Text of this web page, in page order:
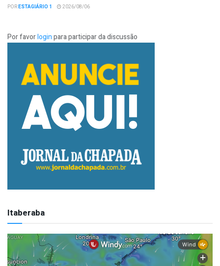
PORESTAGIÁRIO 1 2026/08/06
Por favorloginpara participar da discussão
Itaberaba